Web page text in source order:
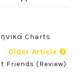
Charts
Older Article
Friends (Review)